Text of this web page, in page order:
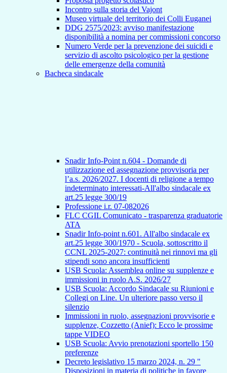
Incontro sulla storia del Vajont
Museo virtuale del territorio dei Colli Euganei
DDG 2575/2023: avviso manifestazione
disponibilità a nomina per commissioni concorso
Numero Verde per la prevenzione dei suicidi e
servizio di ascolto psicologico per la gestione
delle emergenze della comunità
Bacheca sindacale
Snadir Info-Point n.604 - Domande di
utilizzazione ed assegnazione provvisoria per
l’a.s. 2026/2027. I docenti di religione a tempo
indeterminato interessati-All'albo sindacale ex
art.25 legge 300/19
Professione i.r. 07-082026
FLC CGIL Comunicato - trasparenza graduatorie
ATA
Snadir Info-point n.601. All'albo sindacale ex
art.25 legge 300/1970 - Scuola, sottoscritto il
CCNL 2025-2027: continuità nei rinnovi ma gli
stipendi sono ancora insufficienti
USB Scuola: Assemblea online su supplenze e
immissioni in ruolo A.S. 2026/27
USB Scuola: Accordo Sindacale su Riunioni e
Collegi on Line. Un ulteriore passo verso il
silenzio
Immissioni in ruolo, assegnazioni provvisorie e
supplenze, Cozzetto (Anief): Ecco le prossime
tappe VIDEO
USB Scuola: Avvio prenotazioni sportello 150
preferenze
Decreto legislativo 15 marzo 2024, n. 29 "
Disposizioni in materia di politiche in favore